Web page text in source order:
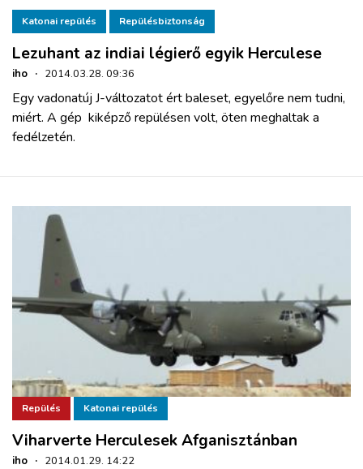
Katonai repülés Repülésbiztonság
Lezuhant az indiai légierő egyik Herculese
iho · 2014.03.28. 09:36
Egy vadonatúj J-változatot ért baleset, egyelőre nem tudni,
miért. A gép kiképző repülésen volt, öten meghaltak a
fedélzetén.
Repülés Katonai repülés
Viharverte Herculesek Afganisztánban
iho · 2014.01.29. 14:22